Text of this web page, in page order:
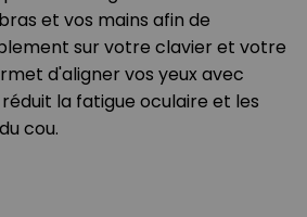
et vos mains afin de
sur votre clavier et votre
d'aligner vos yeux avec
la fatigue oculaire et les
cou.